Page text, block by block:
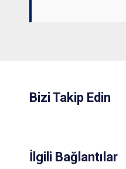
Bizi Takip Edin
İlgili Bağlantılar